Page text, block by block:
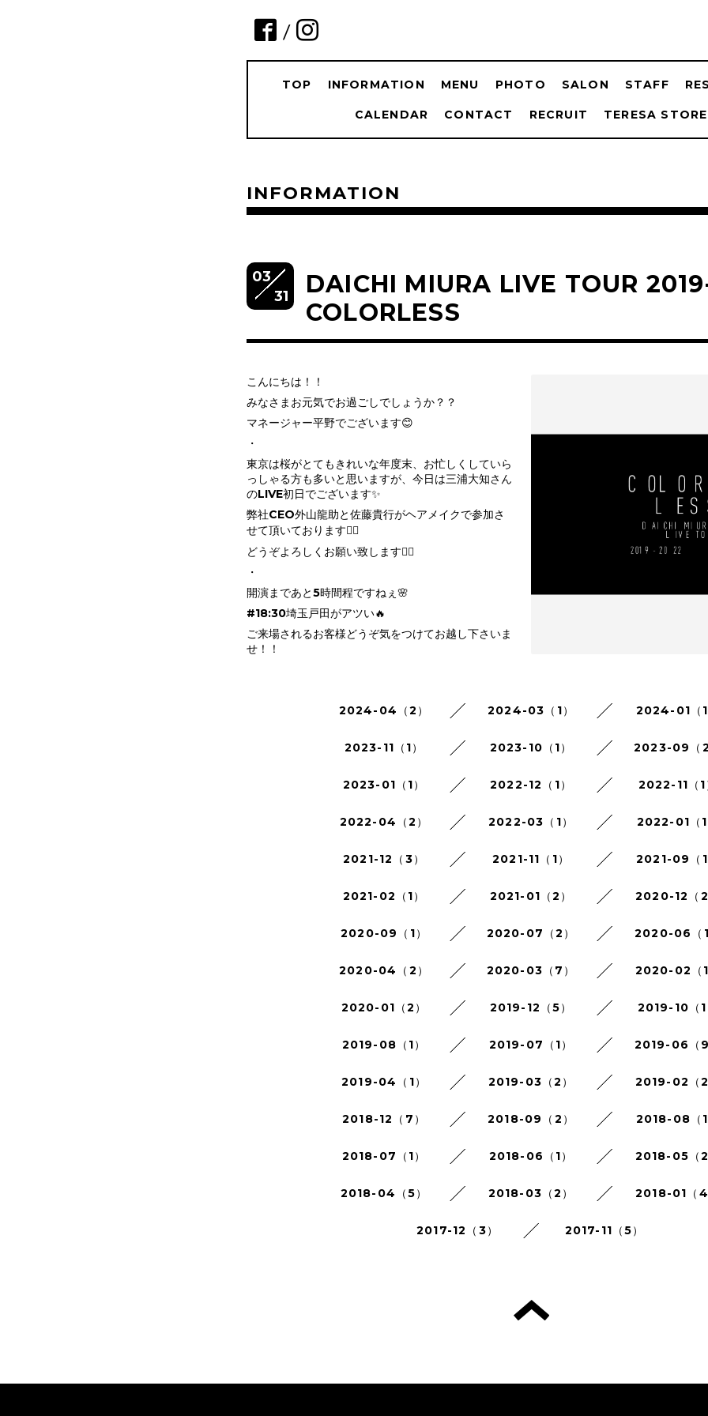
/
TOP INFORMATION MENU PHOTO SALON STAFF
CALENDAR CONTACT RECRUIT TERESA STORE
INFORMATION
03
31
DAICHI MIURA LIVE TOUR
COLORLESS
こんにちは！！
みなさまお元気でお過ごしでしょうか？？
マネージャー平野でございます😊
・
東京は桜がとてもきれいな年度末、お忙しくしていら
っしゃる方も多いと思いますが、今日は三浦大知さん
のLIVE初日でございます✨
弊社CEO外山龍助と佐藤貴行がヘアメイクで参加さ
せて頂いております🏃‍♂️
どうぞよろしくお願い致します🙇‍♀️
・
開演まであと5時間程ですねぇ🌸
#18:30埼玉戸田がアツい🔥
ご来場されるお客様どうぞ気をつけてお越し下さいま
せ！！
2024-04（2） 2024-03（1） 2024-01（1
2023-11（1） 2023-10（1） 2023-09（2
2023-01（1） 2022-12（1） 2022-11（1
2022-04（2） 2022-03（1） 2022-01（1
2021-12（3） 2021-11（1） 2021-09（1
2021-02（1） 2021-01（2） 2020-12（2
2020-09（1） 2020-07（2） 2020-06（1
2020-04（2） 2020-03（7） 2020-02（1
2020-01（2） 2019-12（5） 2019-10（1
2019-08（1） 2019-07（1） 2019-06（9
2019-04（1） 2019-03（2） 2019-02（2
2018-12（7） 2018-09（2） 2018-08（1
2018-07（1） 2018-06（1） 2018-05（2
2018-04（5） 2018-03（2） 2018-01（4
2017-12（3） 2017-11（5）